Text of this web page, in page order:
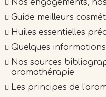
Nos engagements,
Guide meilleurs
Huiles essentielles
Quelques
Nos sources
aromathérapie
Les principes de